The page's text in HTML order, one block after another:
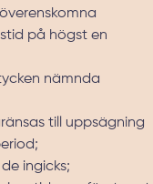
på högst en
nämnda
till uppsägning
ingicks;